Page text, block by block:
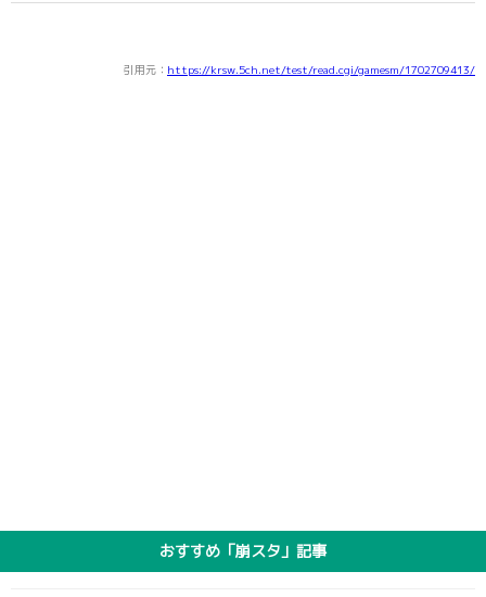
引用元： https://krsw.5ch.net/test/read.cgi/gamesm/1702709413/
おすすめ「崩スタ」記事